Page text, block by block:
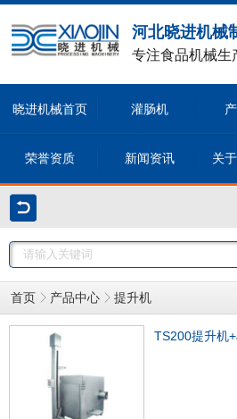
河北晓进机械
专注食品机械生
晓进机械首页 灌肠机
荣誉资质 新闻资讯 关
首页 产品中心 提升机
TS200提升机